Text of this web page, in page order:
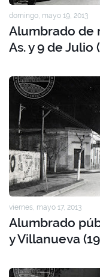
domingo, mayo 19, 2013
Alumbrado de
As. y 9 de Julio
viernes, mayo 17, 2013
Alumbrado
y Villanueva